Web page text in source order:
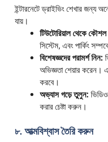
ইন্টারনেটে ড্রাইভিং শেখার জন্য
যায়।
টিউটোরিয়াল থেকে
সিস্টেম, এবং পার্কিং
বিশেষজ্ঞদের পরামর্শ নিন:
অভিজ্ঞতা শেয়ার করেন।
করবে।
অভ্যাস গড়ে তুলুন:
করার চেষ্টা করুন।
৮. আত্মবিশ্বাস তৈরি করুন